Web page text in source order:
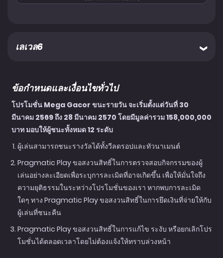
เลเวล6
ข้อกำหนดและเงื่อนไขทั่วไป
โปรโมชั่น Mega Gacor ขนะรายวัน จะเริ่มตั้งแต่วันที่ 30
มีนาคม 2569 ถึง 28 มีนาคม 2570 โดยมีมูลค่ารวม 158,000,000
บาท มอบให้ผู้ชนะทั้งหมด 12 ระดับ
ผู้เล่นสามารถชนะรางวัลได้ทั้งวีลดรอปและทัวนาเมนต์
Pragmatic Play ขอสงวนสิทธิ์ในการตรวจสอบกิจกรรมของผู้
เล่นอย่างละเอียดเพื่อระบุการละเมิดที่อาจเกิดขึ้น เพื่อให้มั่นใจถึง
ความยุติธรรมในระหว่างโปรโมชั่นของเรา หากพบการละเมิด
ใดๆ ทาง Pragmatic Play ขอสงวนสิทธิ์ในการยึดเงินที่จ่ายให้กับ
ผู้เล่นที่ชนะคืน
Pragmatic Play ขอสงวนสิทธิ์ในการแก้ไข ระงับ หรือยกเลิกโปร
โมชั่นได้ตลอดเวลาโดยไม่ต้องแจ้งให้ทราบล่วงหน้า